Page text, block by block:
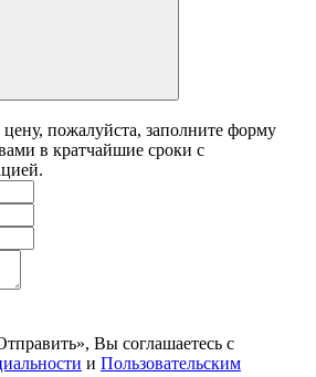
пожалуйста, заполните форму
в кратчайшие сроки с
Вы соглашаетесь с
и Пользовательским